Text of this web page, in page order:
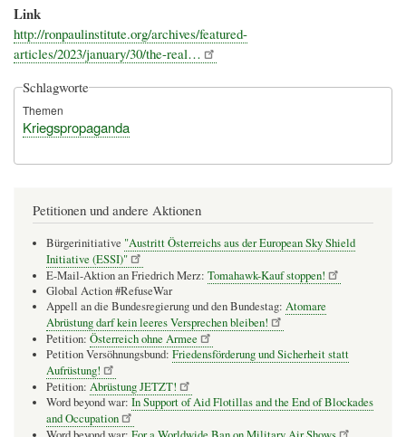
Link
http://ronpaulinstitute.org/archives/featured-
articles/2023/january/30/the-real…
Schlagworte
Themen
Kriegspropaganda
Petitionen und andere Aktionen
Bürgerinitiative "Austritt Österreichs aus der European Sky Shield
Initiative (ESSI)"
E-Mail-Aktion an Friedrich Merz: Tomahawk-Kauf stoppen!
Global Action #RefuseWar
Appell an die Bundesregierung und den Bundestag: Atomare
Abrüstung darf kein leeres Versprechen bleiben!
Petition: Österreich ohne Armee
Petition Versöhnungsbund: Friedensförderung und Sicherheit statt
Aufrüstung!
Petition: Abrüstung JETZT!
Word beyond war: In Support of Aid Flotillas and the End of Blockades
and Occupation